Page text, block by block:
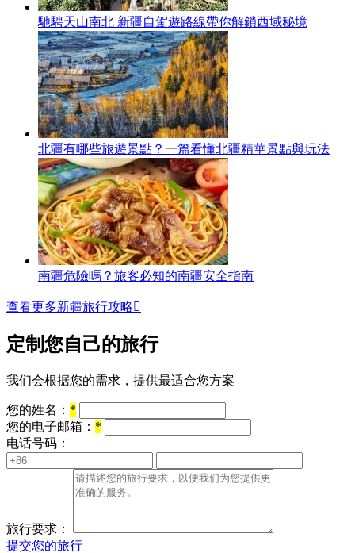
馳騁天山南北 新疆自駕遊路線帶你解鎖西域秘境
北疆有哪些旅遊景點？一篇看懂北疆精華景點與玩法
南疆危險嗎？旅客必知的南疆安全指南
查看更多新疆旅行攻略
定制您自己的旅行
我们会根据您的需求，提供最适合您方案
您的姓名： *
您的电子邮箱： *
电话号码：
旅行要求：
提交您的旅行